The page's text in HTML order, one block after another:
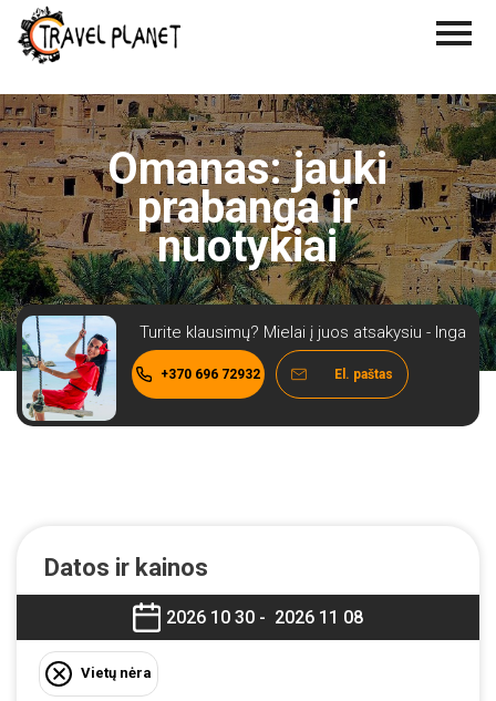
Omanas: jauki
prabanga ir
nuotykiai
Datos ir kainos
2026 10 30 - 2026 11 08
Vietų nėra
Turite klausimų? Mielai į juos atsakysiu - Inga
+370 696 72932 El. paštas